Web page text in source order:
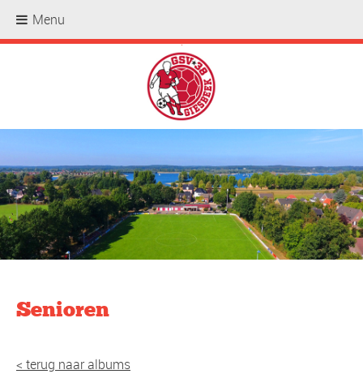
.
Senioren
< terug naar albums
Menu